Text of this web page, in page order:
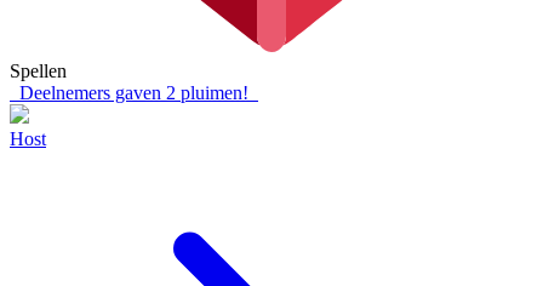
Spellen
Deelnemers gaven 2 pluimen!
Host